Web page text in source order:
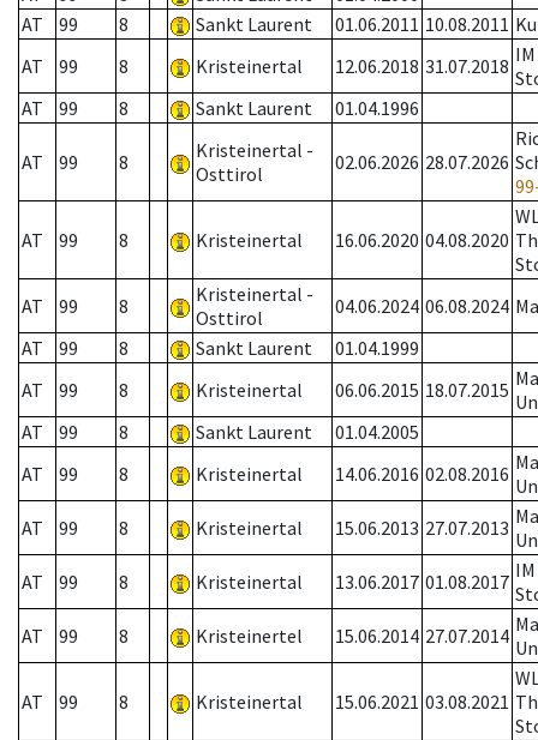
AT
99 8 Sankt Laurent 01.06.2011 10.08.2011
AT
99 8 Kristeinertal 12.06.2018 31.07.2018
AT
99 8 Sankt Laurent 01.04.1996
AT 99 8
Kristeinertal -
Osttirol
02.06.2026 28.07.2026
AT 99 8 Kristeinertal 16.06.2020 04.08.2020
AT
99 8
Kristeinertal -
Osttirol
04.06.2024 06.08.2024
AT
99 8 Sankt Laurent
01.04.1999
AT
99 8 Kristeinertal 06.06.2015 18.07.2015
AT
99 8 Sankt Laurent
01.04.2005
AT
99 8 Kristeinertal 14.06.2016 02.08.2016
AT
99 8 Kristeinertal 15.06.2013 27.07.2013
AT
99 8 Kristeinertal 13.06.2017 01.08.2017
AT
99 8 Kristeinertel 15.06.2014 27.07.2014
AT 99 8 Kristeinertal 15.06.2021 03.08.2021